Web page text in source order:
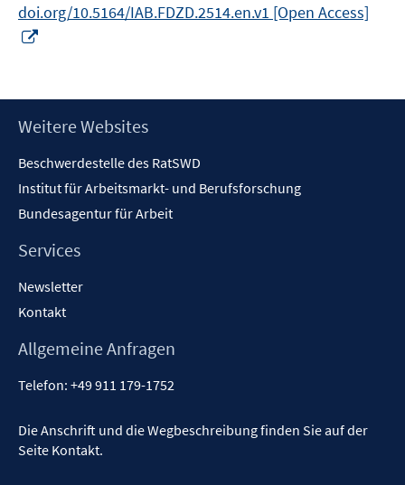
doi.org/10.5164/IAB.FDZD.2514.en.v1 [Open Access]
öffnen
Footer
Weitere Websites
Beschwerdestelle des RatSWD
Institut für Arbeitsmarkt- und Berufsforschung
Bundesagentur für Arbeit
Services
Newsletter
Kontakt
Allgemeine Anfragen
Telefon: +49 911 179-1752
Die Anschrift und die Wegbeschreibung finden Sie auf der
Seite Kontakt.